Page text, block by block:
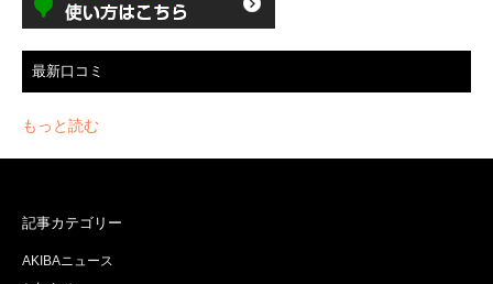
最新口コミ
もっと読む
記事カテゴリー
AKIBAニュース